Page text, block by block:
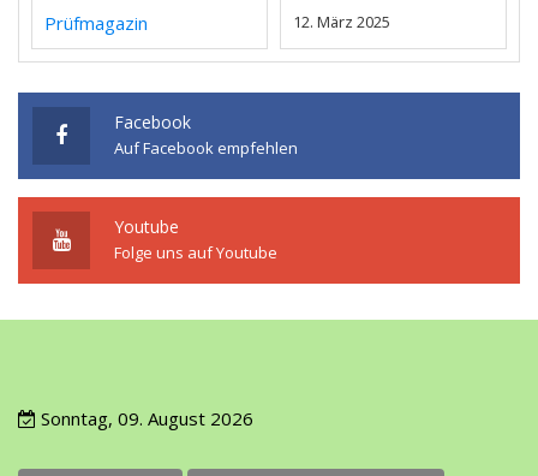
Prüfmagazin 12. März 2025
Facebook
Auf Facebook empfehlen
Youtube
Folge uns auf Youtube
Sonntag, 09. August 2026